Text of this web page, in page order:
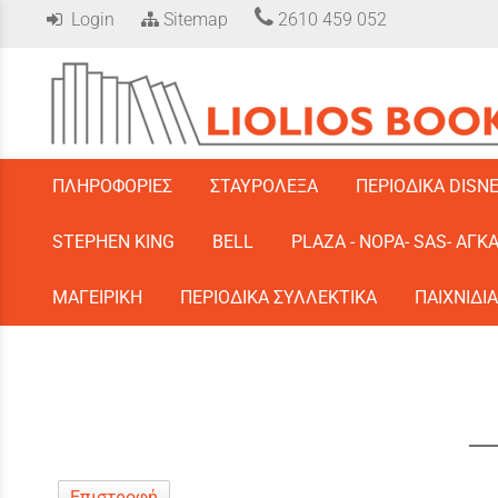
Login Sitemap 2610 459 052
ΠΛΗΡΟΦΟΡΙΕΣ ΣΤΑΥΡΟΛΕΞΑ ΠΕΡΙΟΔΙΚΑ
STEPHEN KING BELL PLAZA - ΝΟΡΑ- SAS-
ΜΑΓΕΙΡΙΚΗ ΠΕΡΙΟΔΙΚΑ ΣΥΛΛΕΚΤΙΚΑ ΠΑΙΧΝΙΔΙΑ